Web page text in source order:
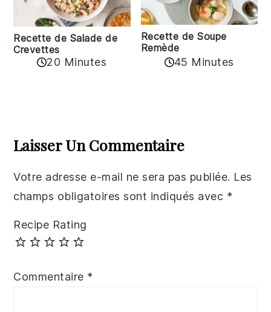
Recette de Salade de
Crevettes
20 Minutes
Recette de Soupe
Remède
45 Minutes
Interactions
Laisser Un Commentaire
Votre adresse e-mail ne sera pas publiée. Les
champs obligatoires sont indiqués avec *
Recipe Rating
Commentaire *